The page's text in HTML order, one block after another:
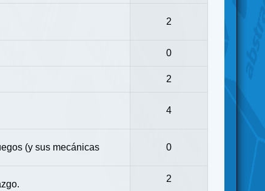
2
0
2
4
(y sus mecánicas
0
2